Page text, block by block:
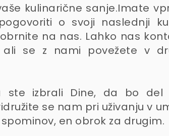
kulinarične sanje.Imate
o svoji naslednji
na nas. Lahko nas
se z nami povežete v
ste izbrali Dine, da bo del
se nam pri uživanju v
en obrok za drugim.